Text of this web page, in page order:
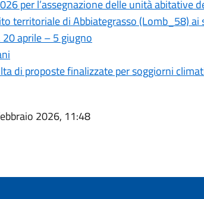
per l’assegnazione delle unità abitative
territoriale di Abbiategrasso (Lomb_58)
aprile – 5 giugno
di proposte finalizzate per soggiorni
2026, 11:48